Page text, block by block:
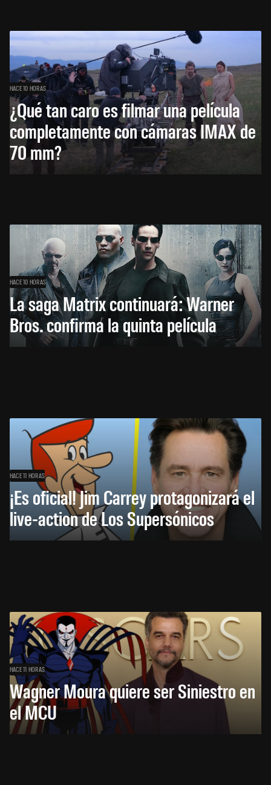
HACE 10 HORAS
¿Qué tan caro es filmar una película
completamente con cámaras IMAX de
70 mm?
HACE 10 HORAS
La saga Matrix continuará: Warner
Bros. confirma la quinta película
HACE 11 HORAS
¡Es oficial! Jim Carrey protagonizará el
live-action de Los Supersónicos
HACE 11 HORAS
Wagner Moura quiere ser Siniestro en
el MCU